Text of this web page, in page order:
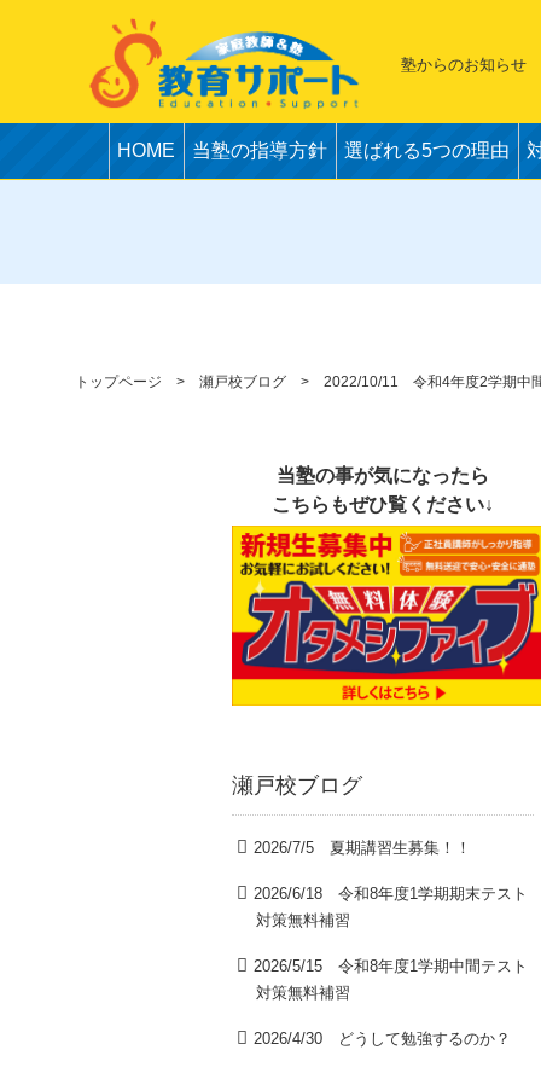
塾からのお知らせ
HOME 当塾の指導方針 選ばれる5つの理由
トップページ 瀬戸校ブログ 2022/10/11 令和4年度2学期中
当塾の事が気になったら
こちらもぜひ覧ください↓
瀬戸校ブログ
2026/7/5 夏期講習生募集！！
2026/6/18 令和8年度1学期期末テスト
対策無料補習
2026/5/15 令和8年度1学期中間テスト
対策無料補習
2026/4/30 どうして勉強するのか？